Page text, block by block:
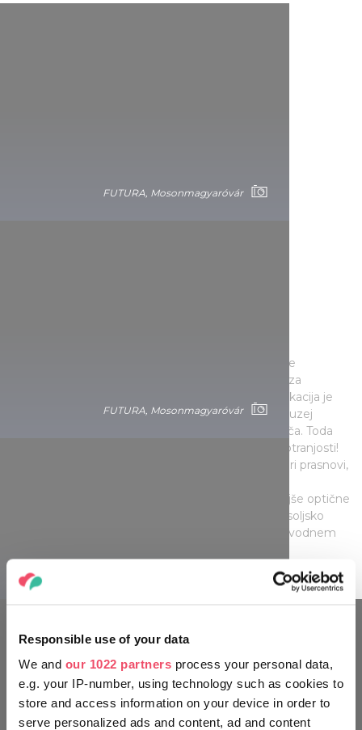
Responsible use of your data
We and our 1022 partners process your personal data,
e.g. your IP-number, using technology such as cookies to
store and access information on your device in order to
serve personalized ads and content, ad and content
FUTURA, Mosonmagyaróvár
FUTURA, Mosonmagyaróvár
FUTURA v Mosonmagyaróváru ponuja nepozabne
dejavnosti za male učenjake in izumitelje, saj gre za
največjo znanstveno igralnico v državi. Že sama lokacija je
nekaj posebnega, saj se ta doživljajski center in muzej
nahaja v zgradbi iz 18. stoletja, ki je služila kot kašča. Toda
prave zanimivosti in pustolovščine se skrivajo v notranjosti!
Tu lahko na igriv in interaktiven način spoznate štiri prasnovi,
najpomembnejše fizikalne zakone in najzanimivejše optične
iluzije. Za posladek pa si privoščite še virtualno vesoljsko
potovanje in 5D-doživetje na vlaku smrti ali v podvodnem
POTUJTE KOT MADŽAR